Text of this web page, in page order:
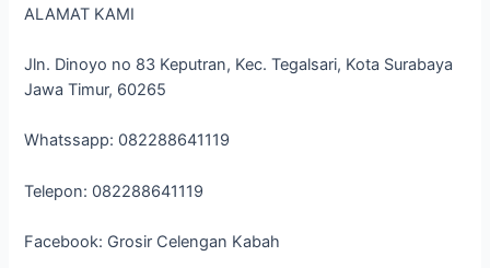
ALAMAT KAMI
Jln. Dinoyo no 83 Keputran, Kec. Tegalsari, Kota Surabaya
Jawa Timur, 60265
Whatssapp: 082288641119
Telepon: 082288641119
Facebook: Grosir Celengan Kabah